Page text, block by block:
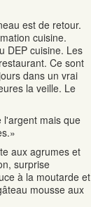
est de retour.
cuisine.
DEP cuisine. Les
Ce sont
dans un vrai
la veille. Le
l'argent mais que
aux agrumes et
surprise
à la moutarde et
mousse aux